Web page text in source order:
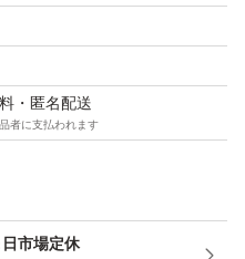
れにカビが発生する場合が
・ご了承の上で、ご購入を
発送いたします。設定期
・匿名配送
者に支払われます
市場定休